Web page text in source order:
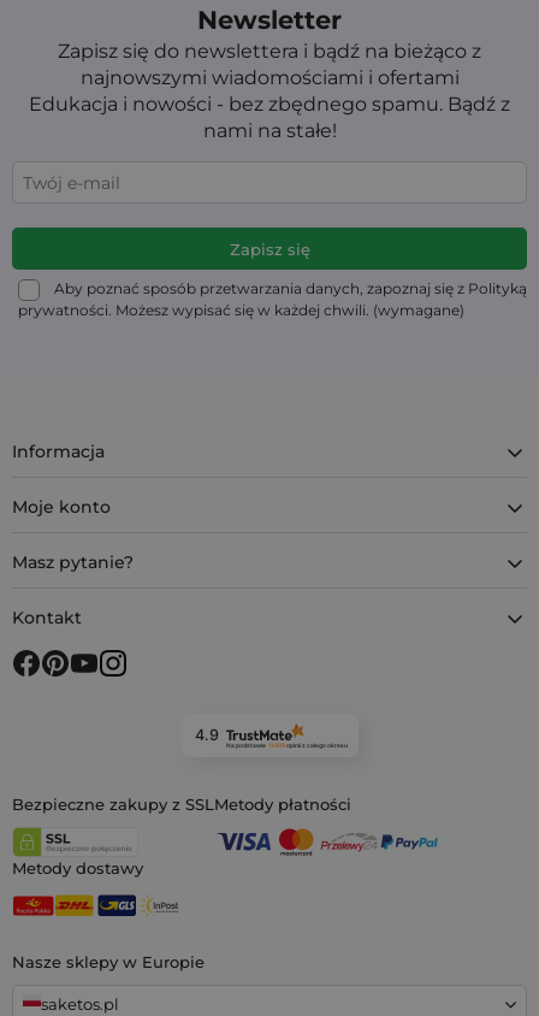
Newsletter
Zapisz się do newslettera i bądź na bieżąco z
najnowszymi wiadomościami i ofertami
Edukacja i nowości - bez zbędnego spamu. Bądź z
nami na stałe!
Aby poznać sposób przetwarzania danych, zapoznaj się z Polityką
prywatności. Możesz wypisać się w każdej chwili. (wymagane)
Nasze sklepy w Europie
saketos.pl
Informacja
Moje konto
Masz pytanie?
Kontakt
4.9
Na podstawie 11 909opiniiz całego okresu
Bezpieczne zakupy z SSL Metody płatności
Metody dostawy